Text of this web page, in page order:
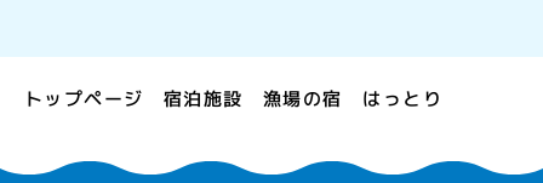
トップページ 宿泊施設 漁場の宿 はっとり